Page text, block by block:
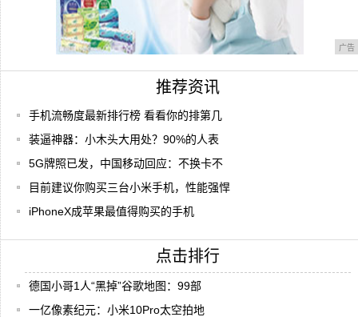
广告
推荐资讯
手机流畅度最新排行榜 看看你的排第几
装逼神器：小木头大用处？90%的人表
5G牌照已发，中国移动回应：不换卡不
目前建议你购买三台小米手机，性能强悍
iPhoneX成苹果最值得购买的手机
点击排行
德国小哥1人“黑掉”谷歌地图：99部
一亿像素纪元：小米10Pro太空拍地